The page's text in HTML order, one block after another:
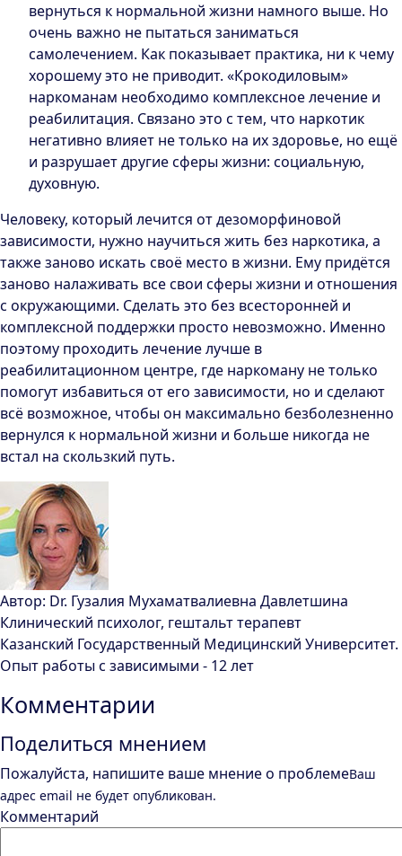
вернуться к нормальной жизни намного выше. Но
очень важно не пытаться заниматься
самолечением. Как показывает практика, ни к чему
хорошему это не приводит. «Крокодиловым»
наркоманам необходимо комплексное лечение и
реабилитация. Связано это с тем, что наркотик
негативно влияет не только на их здоровье, но ещё
и разрушает другие сферы жизни: социальную,
духовную.
Человеку, который лечится от дезоморфиновой
зависимости, нужно научиться жить без наркотика, а
также заново искать своё место в жизни. Ему придётся
заново налаживать все свои сферы жизни и отношения
с окружающими. Сделать это без всесторонней и
комплексной поддержки просто невозможно. Именно
поэтому проходить лечение лучше в
реабилитационном центре, где наркоману не только
помогут избавиться от его зависимости, но и сделают
всё возможное, чтобы он максимально безболезненно
вернулся к нормальной жизни и больше никогда не
встал на скользкий путь.
Автор: Dr. Гузалия Мухаматвалиевна Давлетшина
Клинический психолог, гештальт терапевт
Казанский Государственный Медицинский Университет.
Опыт работы с зависимыми - 12 лет
Комментарии
Поделиться мнением
Пожалуйста, напишите ваше мнение о проблемеВаш
адрес email не будет опубликован.
Комментарий